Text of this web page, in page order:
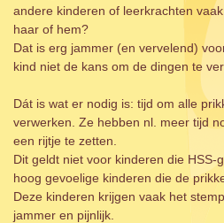
andere kinderen of leerkrachten
haar of hem?
Dat is erg jammer (en vervelend)
kind niet de kans om de dingen te
Dát is wat er nodig is: tijd om alle
verwerken. Ze hebben nl. meer tijd
een rijtje te zetten.
Dit geldt niet voor kinderen die HSS-
hoog gevoelige kinderen die de
Deze kinderen krijgen vaak het
jammer en pijnlijk.